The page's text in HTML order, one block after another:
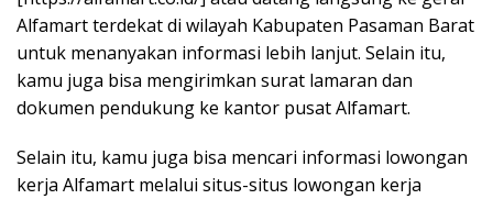
Alfamart terdekat di wilayah Kabupaten Pasaman Barat
untuk menanyakan informasi lebih lanjut. Selain itu,
kamu juga bisa mengirimkan surat lamaran dan
dokumen pendukung ke kantor pusat Alfamart.
Selain itu, kamu juga bisa mencari informasi lowongan
kerja Alfamart melalui situs-situs lowongan kerja